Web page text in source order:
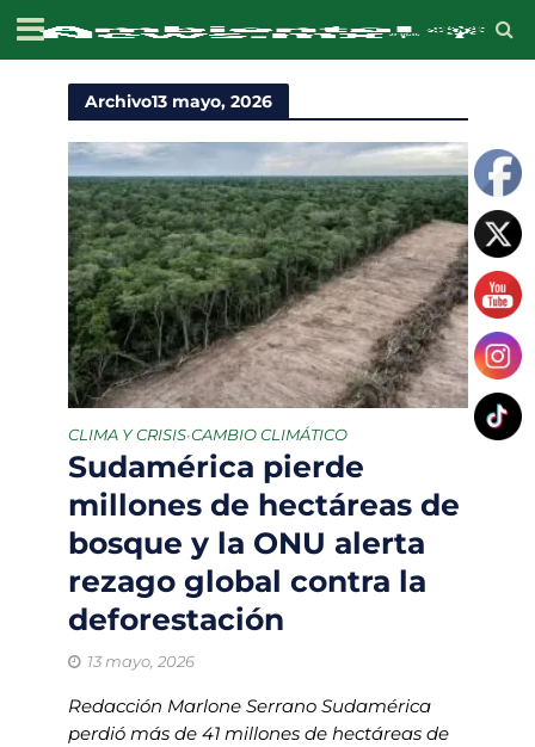
Archivo13 mayo, 2026
CLIMA Y CRISIS•CAMBIO CLIMÁTICO
Sudamérica pierde
millones de hectáreas de
bosque y la ONU alerta
rezago global contra la
deforestación
13 mayo, 2026
Redacción Marlone Serrano Sudamérica
perdió más de 41 millones de hectáreas de